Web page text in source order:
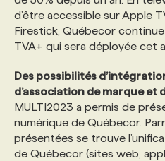
d’être accessible sur Apple
Firestick, Québecor
TVA+ qui sera déployée cet
Des possibilités
d’association de marque
MULTI2023 a permis de
numérique de Québecor.
présentées se trouve
de Québecor (sites web,